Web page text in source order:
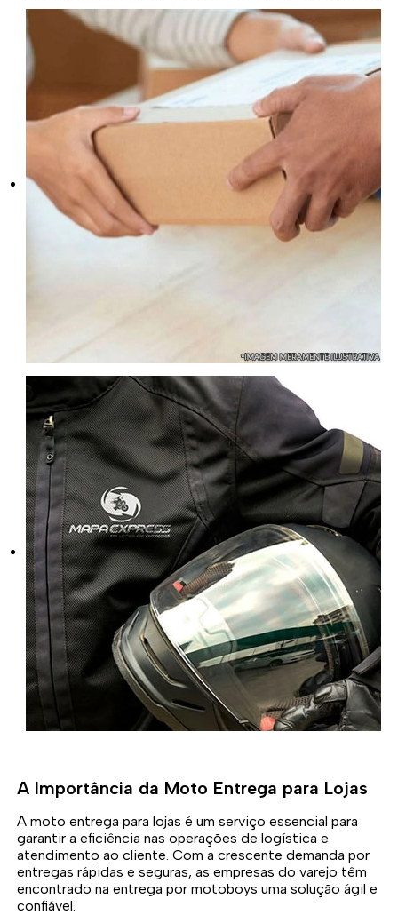
A Importância da Moto Entrega para Lojas
A moto entrega para lojas é um serviço essencial para
garantir a eficiência nas operações de logística e
atendimento ao cliente. Com a crescente demanda por
entregas rápidas e seguras, as empresas do varejo têm
encontrado na entrega por motoboys uma solução ágil e
confiável.